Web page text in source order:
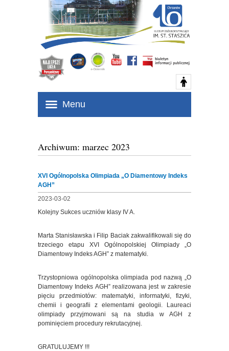
Menu
Archiwum: marzec 2023
XVI Ogólnopolska Olimpiada „O Diamentowy Indeks
AGH”
2023-03-02
Kolejny Sukces uczniów klasy IV A.
Marta Stanisławska i Filip Baciak zakwalifikowali się do
trzeciego etapu XVI Ogólnopolskiej Olimpiady „O
Diamentowy Indeks AGH” z matematyki.
Trzystopniowa ogólnopolska olimpiada pod nazwą „O
Diamentowy Indeks AGH” realizowana jest w zakresie
pięciu przedmiotów: matematyki, informatyki, fizyki,
chemii i geografii z elementami geologii. Laureaci
olimpiady przyjmowani są na studia w AGH z
pominięciem procedury rekrutacyjnej.
GRATULUJEMY !!!